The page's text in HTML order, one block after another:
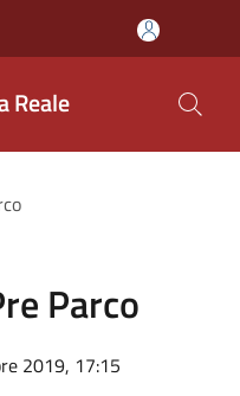
Reale
Parco
2019, 17:15